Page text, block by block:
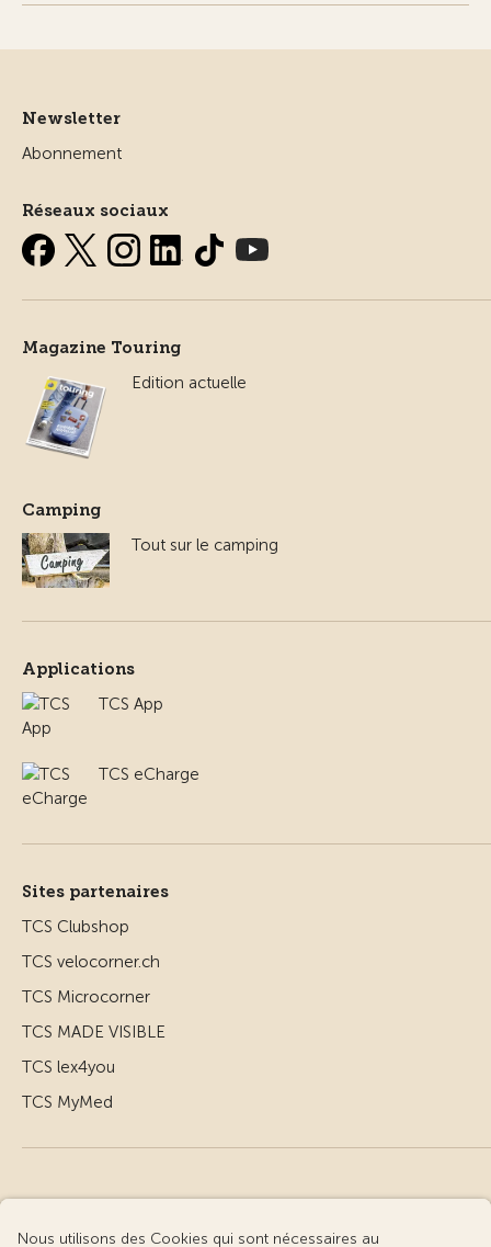
Newsletter
Abonnement
Réseaux sociaux
Magazine Touring
Edition actuelle
Camping
Tout sur le camping
Applications
TCS App
TCS eCharge
Sites partenaires
TCS Clubshop
TCS velocorner.ch
TCS Microcorner
TCS MADE VISIBLE
TCS lex4you
TCS MyMed